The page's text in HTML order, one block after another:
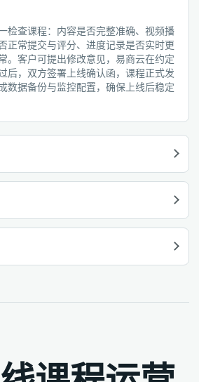
检查课程：内容是否完整准确、视频播
正常提交与评分、进度记录是否实时更
。客户可提出修改意见，易商云在约定
后，双方签署上线确认函，课程正式发
数据备份与监控配置，确保上线后稳定